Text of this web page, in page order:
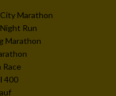
Marathon
Run
Marathon
Race
400